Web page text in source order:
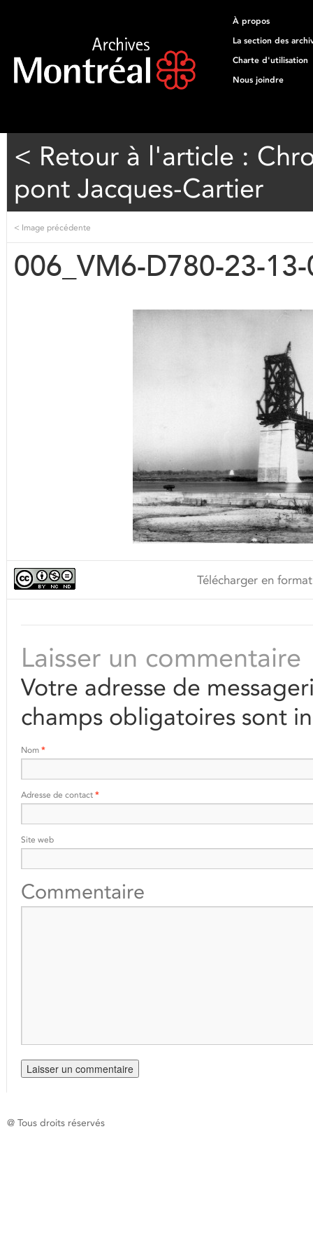
À propos
La section des
Charte d'utilisation
Nous joindre
< Retour à l'article :
pont Jacques-Cartier
< Image précédente
006_VM6-D780-23-
Télécharger en
Laisser un commentaire
Votre adresse de
champs obligatoires sont
Nom *
Adresse de contact *
Site web
Commentaire
@ Tous droits réservés